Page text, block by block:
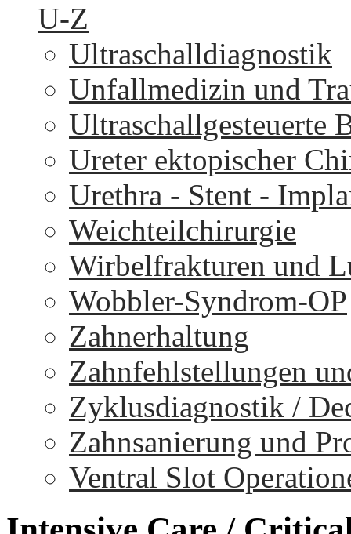
U-Z
Ultraschalldiagnostik
Unfallmedizin und
Ultraschallgesteuerte
Ureter ektopischer
Urethra - Stent -
Weichteilchirurgie
Wirbelfrakturen und
Wobbler-Syndrom-OP
Zahnerhaltung
Zahnfehlstellungen
Zyklusdiagnostik /
Zahnsanierung und
Ventral Slot